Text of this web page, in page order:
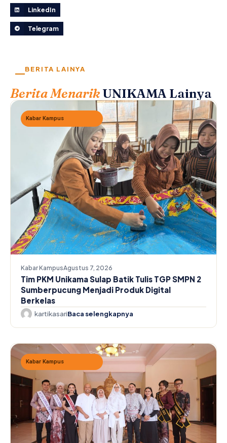
LinkedIn
Telegram
BERITA LAINYA
Berita Menarik UNIKAMA Lainya
Kabar Kampus
Kabar KampusAgustus 7, 2026
Tim PKM Unikama Sulap Batik Tulis TGP SMPN 2
Sumberpucung Menjadi Produk Digital
Berkelas
kartikasariBaca selengkapnya
Kabar Kampus